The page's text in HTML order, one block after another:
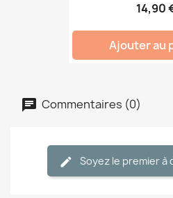
14,90
Ajouter au
Commentaires (0)
Soyez le premier à